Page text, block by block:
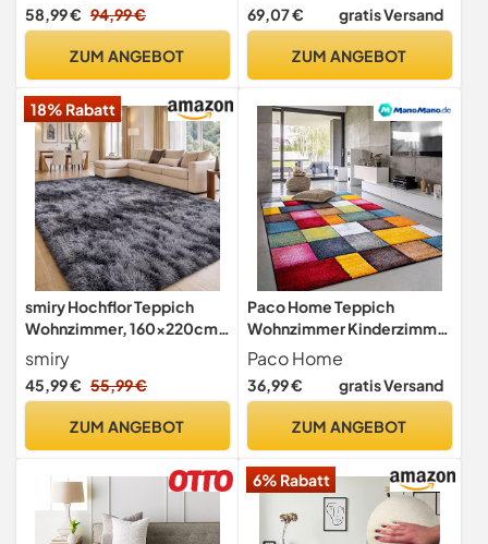
pflegeleicht, Indoor
Mehrfarbig, Bunt, 160 x 230
58,99 € 94,99 €
ZUM ANGEBOT
Flur, Esszimmer,
Kinderzimmer - Beige,
69,07 € gratis Versand
ZUM ANGEBOT
18% Rabatt
smiry Hochflor Teppich
Wohnzimmer, 160x220cm,
Hellgrau
smiry
45,99 € 55,99 €
ZUM ANGEBOT
Paco Home Teppich
Wohnzimmer Kinderzimmer
Kurzflor Moderne 3D Optik
Kariert Geometrische
Muster, Grösse:80x150
Paco Home
36,99 € gratis Versand
ZUM ANGEBOT
6% Rabatt